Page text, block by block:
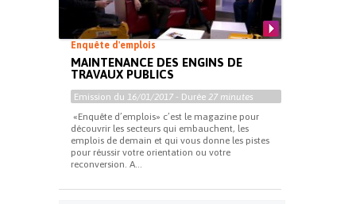
Enquête d'emplois
MAINTENANCE DES ENGINS DE
TRAVAUX PUBLICS
Emission du 16/01/2017 - Durée 27 minutes
«Enquête d’emplois» c’est le magazine pour
découvrir les secteurs qui embauchent, les
emplois de demain et qui vous donne les pistes
pour réussir votre orientation ou votre
reconversion. A...